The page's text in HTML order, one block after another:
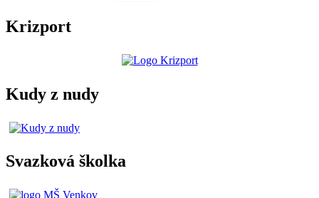
Krizport
Kudy z nudy
Svazková školka